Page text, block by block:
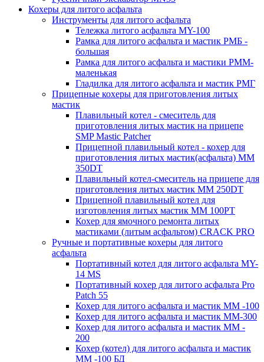
Кохеры для литого асфальта
Инструменты для литого асфальта
Тележка литого асфальта MY-100
Рамка для литого асфальта и мастик РМБ -
большая
Рамка для литого асфальта и мастики РММ-
маленькая
Гладилка для литого асфальта и мастик РМГ
Прицепные кохеры для приготовления литых
мастик
Плавильный котел - смеситель для
приготовления литых мастик на прицепе
SMP Mastic Patcher
Прицепной плавильный котел - кохер для
приготовления литых мастик(асфальта) MM
350DT
Плавильный котел-смеситель на прицепе для
приготовления литых мастик MM 250DT
Прицепной плавильный котел для
изготовления литых мастик MM 100PT
Кохер для ямочного ремонта литых
мастиками (литым асфальтом) CRACK PRO
Ручные и портативные кохеры для литого
асфальта
Портативный котел для литого асфальта MY-
14 MS
Портативный кохер для литого асфальта Pro
Patch 55
Кохер для литого асфальта и мастик MM -100
Кохер для литого асфальта и мастик MM-300
Кохер для литого асфальта и мастик MM -
200
Кохер (котел) для литого асфальта и мастик
MM -100 БД